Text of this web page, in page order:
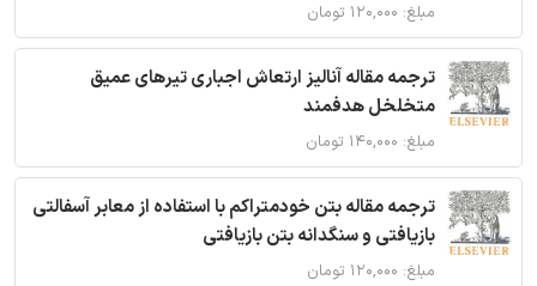
مبلغ: ۱۲۰,۰۰۰ تومان
ترجمه مقاله آنالیز ارتعاش اجباری تیرهای عمیق
متخلخل هدفمند
مبلغ: ۱۴۰,۰۰۰ تومان
ترجمه مقاله بتن خودمتراکم با استفاده از معابر آسفالتی
بازیافتی و سنگدانه بتن بازیافتی
مبلغ: ۱۲۰,۰۰۰ تومان